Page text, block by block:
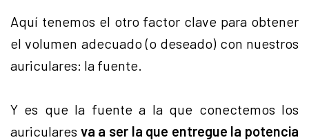
Aquí tenemos el otro factor clave para obtener
el volumen adecuado (o deseado) con nuestros
auriculares: la fuente.
Y es que la fuente a la que conectemos los
auriculares va a ser la que entregue la potencia